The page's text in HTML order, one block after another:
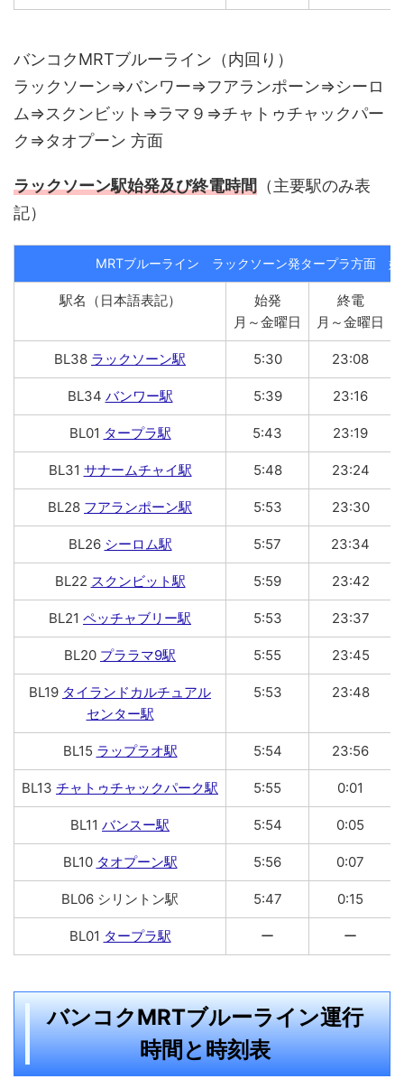
バンコクMRTブルーライン（内回り）
ラックソーン⇒バンワー⇒フアランポーン⇒シーロ
ム⇒スクンビット⇒ラマ９⇒チャトゥチャックパー
ク⇒タオプーン 方面
ラックソーン駅始発及び終電時間 （主要駅のみ表
記）
MRTブルーライン ラックソーン発タープラ方面 始
駅名（日本語表記）
始発
月～金曜日
終電
月～金曜日
BL38 ラックソーン駅 5:30 23:08
BL34 バンワー駅 5:39 23:16
BL01 タープラ駅 5:43 23:19
BL31 サナームチャイ駅 5:48 23:24
BL28 フアランポーン駅 5:53 23:30
BL26 シーロム駅 5:57 23:34
BL22 スクンビット駅 5:59 23:42
BL21 ペッチャブリー駅 5:53 23:37
BL20 プララマ9駅 5:55 23:45
BL19 タイランドカルチュアル
センター駅
5:53 23:48
BL15 ラップラオ駅 5:54 23:56
BL13 チャトゥチャックパーク駅 5:55 0:01
BL11 バンスー駅 5:54 0:05
BL10 タオプーン駅 5:56 0:07
BL06 シリントン駅 5:47 0:15
BL01 タープラ駅 ー ー
バンコクMRTブルーライン運行
時間と時刻表